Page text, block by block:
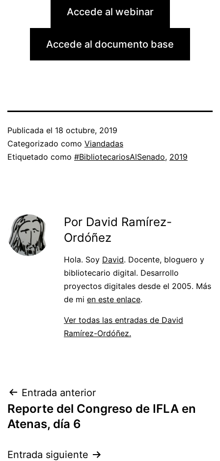
Accede al webinar
Accede al documento base
Publicada el 18 octubre, 2019
Categorizado como Viandadas
Etiquetado como #BibliotecariosAlSenado, 2019
Por David Ramírez-
Ordóñez
Hola. Soy David. Docente, bloguero y
bibliotecario digital. Desarrollo
proyectos digitales desde el 2005. Más
de mi en este enlace.
Ver todas las entradas de David
Ramírez-Ordóñez.
Navegación
de
Entrada anterior
Reporte del Congreso de IFLA en
Atenas, día 6
Entrada siguiente